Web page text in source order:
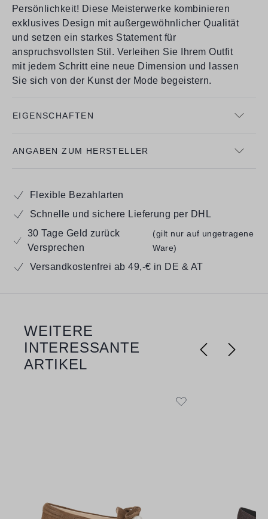
Persönlichkeit! Diese Meisterwerke kombinieren
exklusives Design mit außergewöhnlicher Qualität
und setzen ein starkes Statement für
anspruchsvollsten Stil. Verleihen Sie Ihrem Outfit
mit jedem Schritt eine neue Dimension und lassen
Sie sich von der Kunst der Mode begeistern.
EIGENSCHAFTEN
ANGABEN ZUM HERSTELLER
Flexible Bezahlarten
Schnelle und sichere Lieferung per DHL
30 Tage Geld zurück
Versprechen
(gilt nur auf ungetragene
Ware)
Versandkostenfrei ab 49,-€ in DE & AT
Produktgalerie überspringen
WEITERE
INTERESSANTE
ARTIKEL